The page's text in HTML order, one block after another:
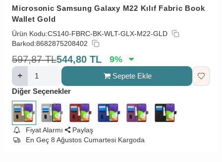
Microsonic Samsung Galaxy M22 Kılıf Fabric Book
Wallet Gold
Ürün Kodu:CS140-FBRC-BK-WLT-GLX-M22-GLD
Barkod:8682875208402
597,87 TL544,80 TL 9%
Sepete Ekle
Diğer Seçenekler
Fiyat Alarmı
Paylaş
En Geç 8 Ağustos Cumartesi Kargoda